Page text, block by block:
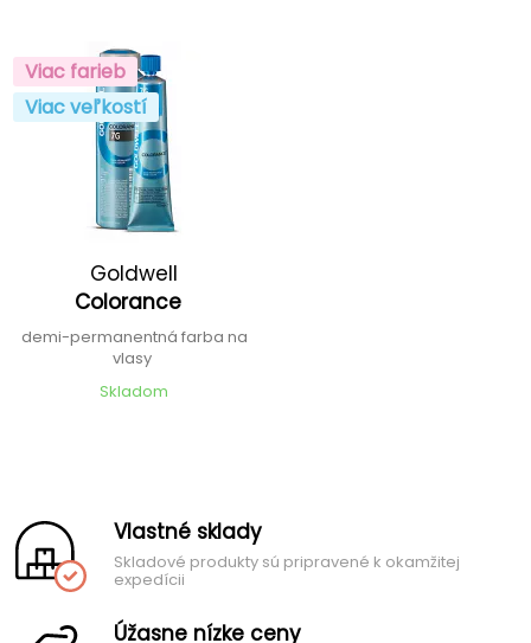
Viac farieb
Viac veľkostí
Goldwell
Colorance
demi-permanentná farba na
vlasy
Skladom
Vlastné sklady
Skladové produkty sú pripravené k okamžitej
expedícii
Úžasne nízke ceny